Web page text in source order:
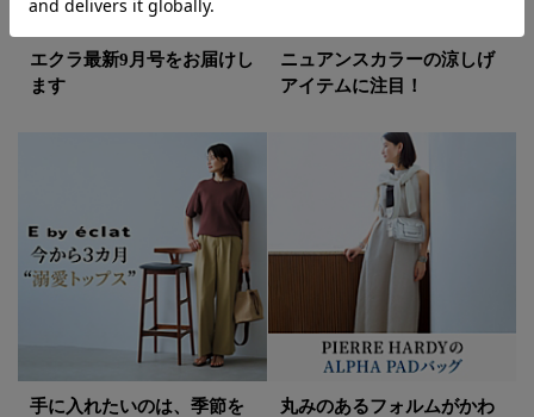
エクラ最新9月号をお届けし
ます
ニュアンスカラーの涼しげ
アイテムに注目！
手に入れたいのは、季節を
丸みのあるフォルムがかわ